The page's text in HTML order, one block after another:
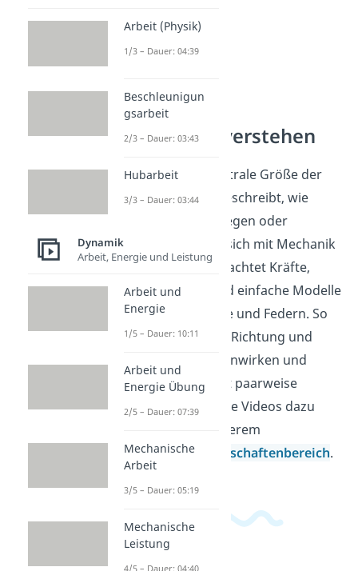
Mechanik verstehen
Kraft ist eine zentrale Größe der
Mechanik und beschreibt, wie
Körper sich bewegen oder
verformen. Wer sich mit Mechanik
beschäftigt, betrachtet Kräfte,
Bewegungen und einfache Modelle
wie Massepunkte und Federn. So
erkennst du, wie Richtung und
Betrag zusammenwirken und
warum Kräfte oft paarweise
auftreten. Weitere Videos dazu
findest du in unserem
Ingenieurwissenschaftenbereich.
Arbeit (Physik)
1/3 – Dauer: 04:39
Beschleunigun
gsarbeit
2/3 – Dauer: 03:43
Hubarbeit
3/3 – Dauer: 03:44
Dynamik
Arbeit, Energie und Leistung
Arbeit und
Energie
1/5 – Dauer: 10:11
Arbeit und
Energie Übung
2/5 – Dauer: 07:39
Mechanische
Arbeit
3/5 – Dauer: 05:19
Mechanische
Leistung
4/5 – Dauer: 04:40